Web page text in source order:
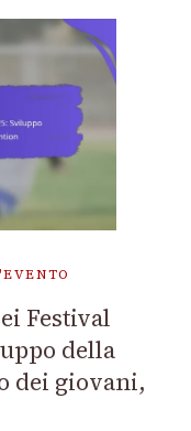
Festival
della
dei giovani,